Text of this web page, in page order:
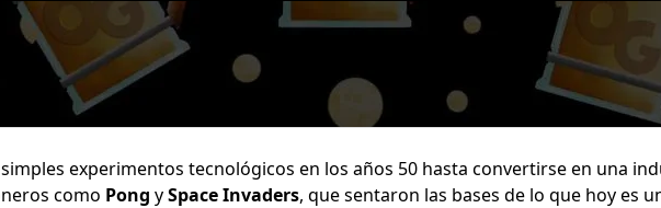
experimentos tecnológicos en los años 50 hasta convertirse en una
como Pong ySpace Invaders, que sentaron las bases de lo que hoy es